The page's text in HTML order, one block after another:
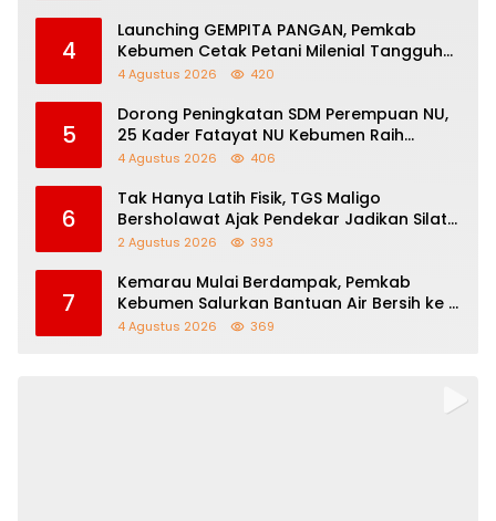
4
Launching GEMPITA PANGAN, Pemkab
Kebumen Cetak Petani Milenial Tangguh
Perkuat Ketahanan Pangan
4 Agustus 2026 420
5
Dorong Peningkatan SDM Perempuan NU,
25 Kader Fatayat NU Kebumen Raih
Beasiswa Afirmasi IAINU
4 Agustus 2026 406
6
Tak Hanya Latih Fisik, TGS Maligo
Bersholawat Ajak Pendekar Jadikan Silat
Sebagai Jalan Dakwah
2 Agustus 2026 393
7
Kemarau Mulai Berdampak, Pemkab
Kebumen Salurkan Bantuan Air Bersih ke 11
Desa
4 Agustus 2026 369